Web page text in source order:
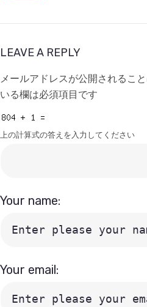
LEAVE A REPLY
メールアドレスが公開されること
いる欄は必須項目です
上の計算式の答えを入力してください
Your name:
Your email: